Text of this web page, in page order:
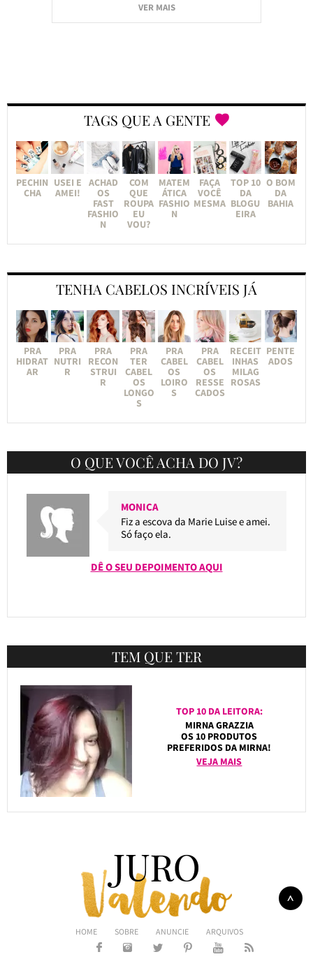
VER MAIS
TAGS QUE A GENTE
PECHIN
CHA
USEI E
AMEI!
ACHAD
OS
FAST
FASHIO
N
COM
QUE
ROUPA
EU
VOU?
MATEM
ÁTICA
FASHIO
N
FAÇA
VOCÊ
MESMA
TOP 10
DA
BLOGU
EIRA
O BOM
DA
BAHIA
TENHA CABELOS INCRÍVEIS JÁ
PRA
HIDRAT
AR
PRA
NUTRI
R
PRA
RECON
STRUI
R
PRA
TER
CABEL
OS
LONGO
S
PRA
CABEL
OS
LOIRO
S
PRA
CABEL
OS
RESSE
CADOS
RECEIT
INHAS
MILAG
ROSAS
PENTE
ADOS
O QUE VOCÊ ACHA DO JV?
MONICA
Fiz a escova da Marie Luise e amei.
Só faço ela.
DÊ O SEU DEPOIMENTO AQUI
TEM QUE TER
TOP 10 DA LEITORA:
MIRNA GRAZZIA
OS 10 PRODUTOS
PREFERIDOS DA MIRNA!
VEJA MAIS
HOME SOBRE ANUNCIE ARQUIVOS